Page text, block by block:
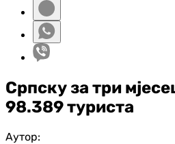
Српску за три
98.389 туриста
Аутор: